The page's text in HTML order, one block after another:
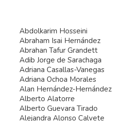
Abdolkarim Hosseini
Abraham Isai Hernández
Abrahan Tafur Grandett
Adib Jorge de Sarachaga
Adriana Casallas-Vanegas
Adriana Ochoa Morales
Alan Hernández-Hernández
Alberto Alatorre
Alberto Guevara Tirado
Alejandra Alonso Calvete